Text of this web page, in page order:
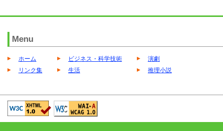
Menu
ホーム
リンク集
ビジネス・科学技術
生活
演劇
推理小説